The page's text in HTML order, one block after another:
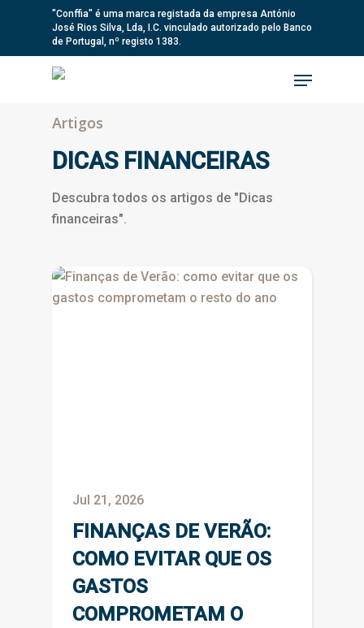
"Conffia" é uma marca registada da empresa António
José Rios Silva, Lda, I.C. vinculado autorizado pelo Banco
de Portugal, nº registo 1383.
Menu
Artigos
DICAS FINANCEIRAS
Descubra todos os artigos de "Dicas
financeiras".
Jul 21, 2026
FINANÇAS DE VERÃO:
COMO EVITAR QUE OS
GASTOS
COMPROMETAM O